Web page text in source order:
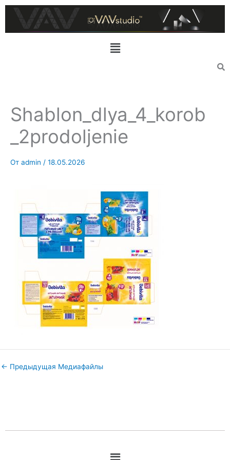
Перейти
содержимому
Меню
Shablon_dlya_4_korob
_2prodoljenie
От admin / 18.05.2026
← Предыдущая Медиафайлы
Меню